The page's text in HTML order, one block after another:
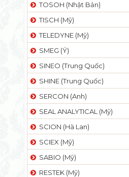
TOSOH (Nhật Bản)
TISCH (Mỹ)
TELEDYNE (Mỹ)
SMEG (Ý)
SINEO (Trung Quốc)
SHINE (Trung Quốc)
SERCON (Anh)
SEAL ANALYTICAL (Mỹ)
SCION (Hà Lan)
SCIEX (Mỹ)
SABIO (Mỹ)
RESTEK (Mỹ)